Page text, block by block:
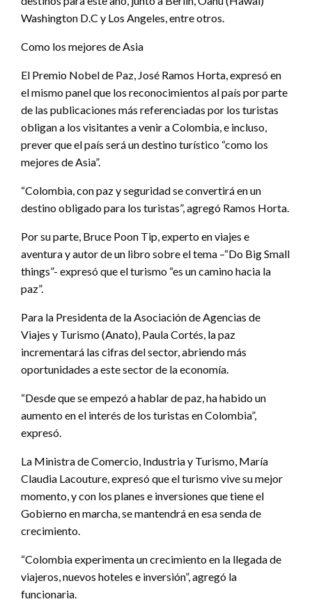
Washington D.C y Los Angeles, entre otros.
Como los mejores de Asia
El Premio Nobel de Paz, José Ramos Horta, expresó en
el mismo panel que los reconocimientos al país por parte
de las publicaciones más referenciadas por los turistas
obligan a los visitantes a venir a Colombia, e incluso,
prever que el país será un destino turístico “como los
mejores de Asia”.
“Colombia, con paz y seguridad se convertirá en un
destino obligado para los turistas”, agregó Ramos Horta.
Por su parte, Bruce Poon Tip, experto en viajes e
aventura y autor de un libro sobre el tema –“Do Big Small
things”- expresó que el turismo “es un camino hacia la
paz”.
Para la Presidenta de la Asociación de Agencias de
Viajes y Turismo (Anato), Paula Cortés, la paz
incrementará las cifras del sector, abriendo más
oportunidades a este sector de la economía.
“Desde que se empezó a hablar de paz, ha habido un
aumento en el interés de los turistas en Colombia”,
expresó.
La Ministra de Comercio, Industria y Turismo, María
Claudia Lacouture, expresó que el turismo vive su mejor
momento, y con los planes e inversiones que tiene el
Gobierno en marcha, se mantendrá en esa senda de
crecimiento.
“Colombia experimenta un crecimiento en la llegada de
viajeros, nuevos hoteles e inversión”, agregó la
funcionaria.